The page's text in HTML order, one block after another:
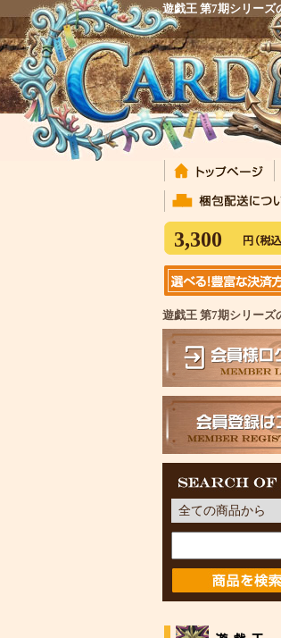
遊戯王 第7期シリーズ
3,300
遊戯王 第7期シリーズ